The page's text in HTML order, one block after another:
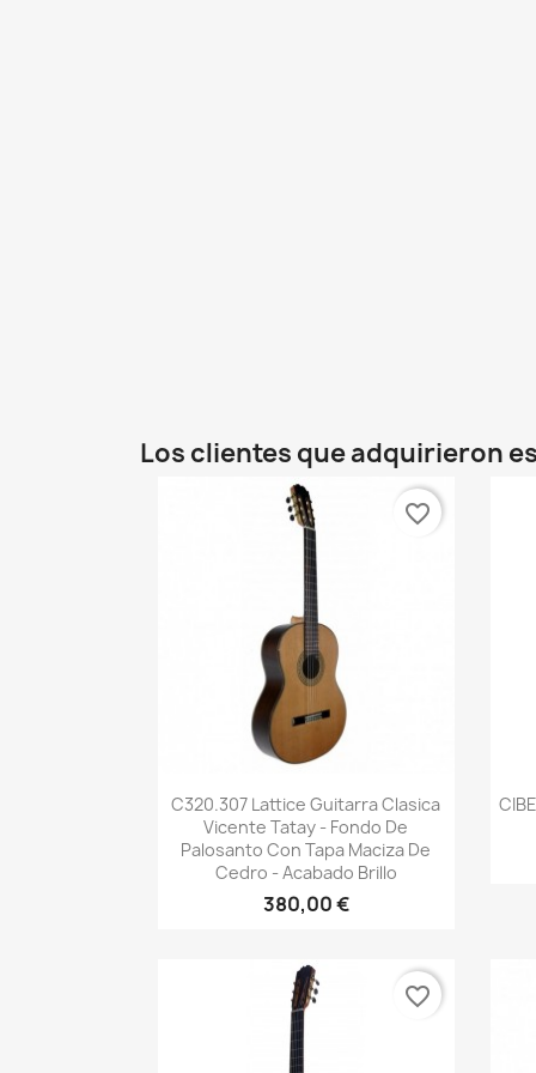
Los clientes que adquirieron
Vista rápida
C320.307 Lattice Guitarra Clasica
Vicente Tatay - Fondo De
Palosanto Con Tapa Maciza De
Cedro - Acabado Brillo
380,00 €
favorite_border
favorite_border